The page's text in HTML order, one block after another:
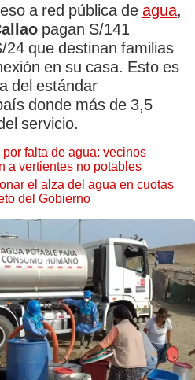
a red pública de agua,
pagan S/141
24 que destinan familias
en su casa. Esto es
del estándar
donde más de 3,5
servicio.
falta de agua: vecinos
a vertientes no potables
el alza del agua en cuotas
del Gobierno